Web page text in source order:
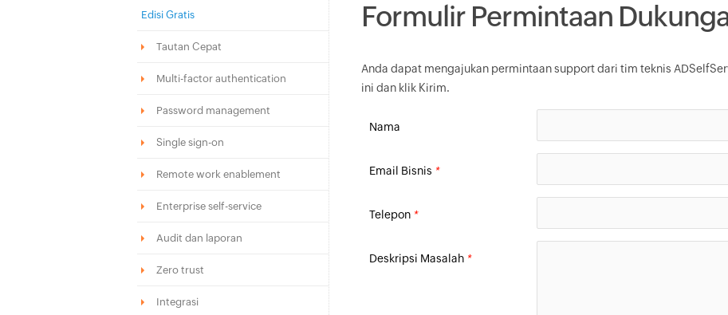
Edisi Gratis
Tautan Cepat
Multi-factor authentication
Password management
Single sign-on
Remote work enablement
Enterprise self-service
Audit dan laporan
Zero trust
Integrasi
Formulir Permintaan
Anda dapat mengajukan permintaan support dari tim teknis
ini dan klik Kirim.
Nama
Email Bisnis *
Telepon *
Deskripsi Masalah *